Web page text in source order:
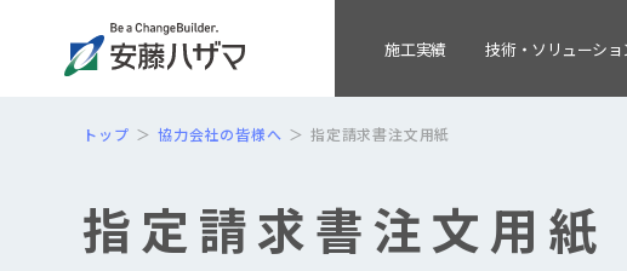
施工実績 技術・ ソリューショ
トップ 協力会社の皆様へ 指定請求書注文用紙
指定請求書注文用紙